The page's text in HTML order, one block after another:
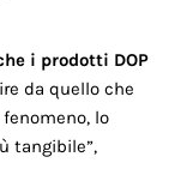
i prodotti DOP
da quello che
lo
tangibile”,